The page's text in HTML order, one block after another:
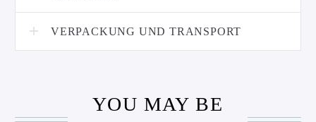
VERPACKUNG UND TRANSPORT
YOU MAY BE